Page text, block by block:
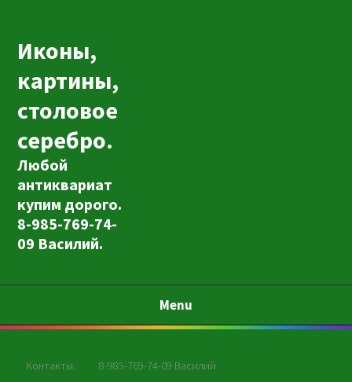
Иконы,
картины,
столовое
серебро.
Любой
антиквариат
купим дорого.
8-985-769-74-
09 Василий.
Menu
Контакты. 8-985-769-74-09 Василий